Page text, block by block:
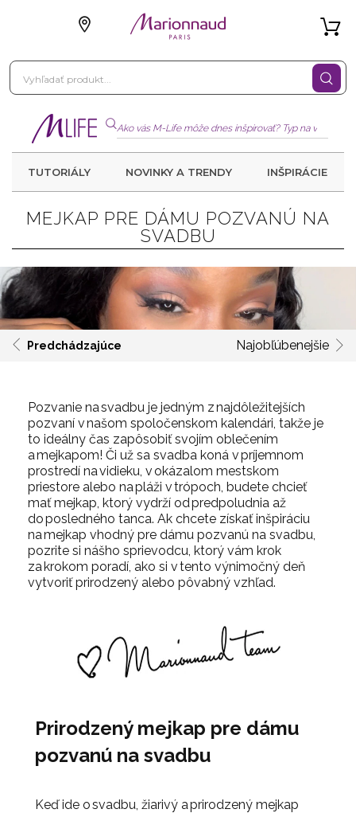
TUTORIÁLY NOVINKY A TRENDY INŠPIRÁCIE
MEJKAP PRE DÁMU POZVANÚ NA
SVADBU
Predchádzajúce Najobľúbenejšie
Pozvanie na svadbu je jedným z najdôležitejších
pozvaní v našom spoločenskom kalendári, takže je
to ideálny čas zapôsobiť svojím oblečením
a mejkapom! Či už sa svadba koná v príjemnom
prostredí na vidieku, v okázalom mestskom
priestore alebo na pláži v trópoch, budete chcieť
mať mejkap, ktorý vydrží od predpoludnia až
do posledného tanca. Ak chcete získať inšpiráciu
na mejkap vhodný pre dámu pozvanú na svadbu,
pozrite si nášho sprievodcu, ktorý vám krok
za krokom poradí, ako si v tento výnimočný deň
vytvoriť prirodzený alebo pôvabný vzhľad.
Prirodzený mejkap pre dámu
pozvanú na svadbu
Keď ide o svadbu, žiarivý a prirodzený mejkap